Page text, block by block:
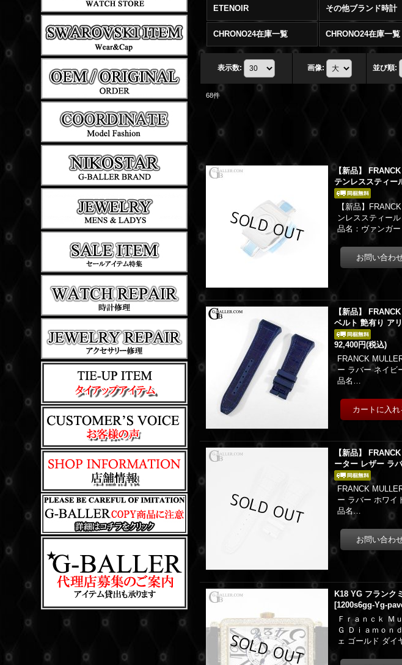
ETENOIR その他ブランド時計
CHRONO24在庫一覧
表示数: 画像: 並び順:
68件
【新品】
テンレススティー
【新品】
ンレススティー
品名：ヴァンガ
【新品】
ベルト 艶有り ア
92,400円(税込)
FRANCK
ー ラバー ネイビ
品名…
【新品】
ーター レザー ラ
FRANCK
ー ラバー ホワイ
品名…
K18 YG フランク
[1200s6gg-Yg-
Ｆｒａｎｃｋ Ｍ
Ｇ Ｄｉａｍｏｎ
ェ ゴールド ダイ